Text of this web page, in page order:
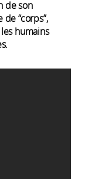
de son
“corps”,
humains